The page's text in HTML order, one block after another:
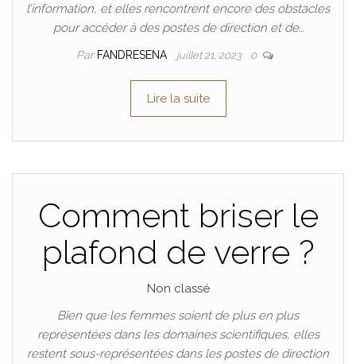
l’information, et elles rencontrent encore des obstacles
pour accéder à des postes de direction et de…
Par FANDRESENA juillet 21, 2023 0
Lire la suite
Comment briser le
plafond de verre ?
Non classé
Bien que les femmes soient de plus en plus
représentées dans les domaines scientifiques, elles
restent sous-représentées dans les postes de direction